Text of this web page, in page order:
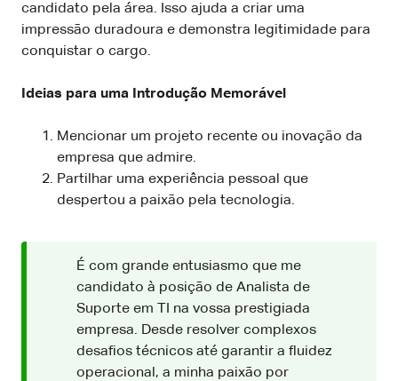
candidato pela área. Isso ajuda a criar uma
impressão duradoura e demonstra legitimidade para
conquistar o cargo.
Ideias para uma Introdução Memorável
Mencionar um projeto recente ou inovação da
empresa que admire.
Partilhar uma experiência pessoal que
despertou a paixão pela tecnologia.
É com grande entusiasmo que me
candidato à posição de Analista de
Suporte em TI na vossa prestigiada
empresa. Desde resolver complexos
desafios técnicos até garantir a fluidez
operacional, a minha paixão por